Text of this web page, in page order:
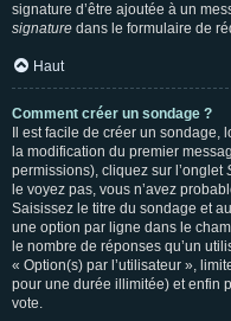
signature d’être ajoutée à un
signature dans le formulaire de
Haut
Comment créer un sondage ?
Il est facile de créer un
la modification du premier
permissions), cliquez sur l’onglet
le voyez pas, vous n’avez
Saisissez le titre du sondage et
une option par ligne dans le
le nombre de réponses qu’un
« Option(s) par l’utilisateur »,
pour une durée illimitée) et enfin
vote.